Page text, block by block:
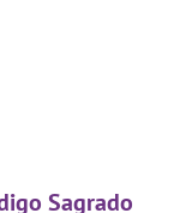
Sagrado